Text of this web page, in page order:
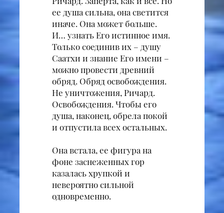
ее душа сильна, она светится
иначе. Она может больше.
И… узнать Его истинное имя.
Только соединив их – душу
Саатхи и знание Его имени –
можно провести древний
обряд. Обряд освобождения.
Не уничтожения, Ричард.
Освобождения. Чтобы его
душа, наконец, обрела покой
и отпустила всех остальных.
Она встала, ее фигура на
фоне заснеженных гор
казалась хрупкой и
невероятно сильной
одновременно.